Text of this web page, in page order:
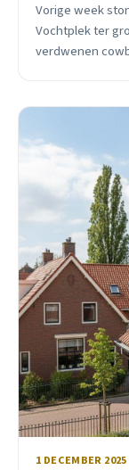
Vorige week
Vochtplek ter
verdwenen
1 DECEMBER